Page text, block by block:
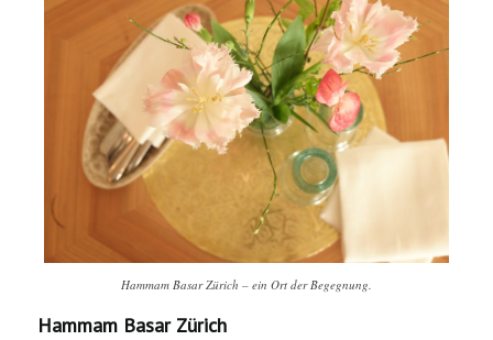
Hammam Basar Zürich – ein Ort der Begegnung.
Hammam Basar Zürich